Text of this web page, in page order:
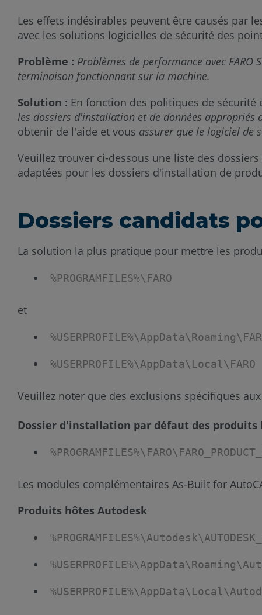
Les effets indésirables peuvent être causés par
avec les solutions logicielles de sécurité des
Problème : Problèmes de performance avec
terminaison fonctionnant sur la machine.
Solution : En fonction des politiques de sécurité
les dossiers d'installation et de données
obtenir de l'aide et vous assurer que le logiciel de
Veuillez trouver ci-dessous une liste des
adaptées pour les dossiers d'installation de
Dossiers candidats
La solution la plus pratique pour mettre les
%PROGRAMFILES%\FARO
et
%USERPROFILE%\AppData\Local\FARO
Veuillez noter que des exclusions spécifiques
Dossier d'installation par défaut des produits
Les modules complémentaires As-Built for
Produits hôtes Autodesk